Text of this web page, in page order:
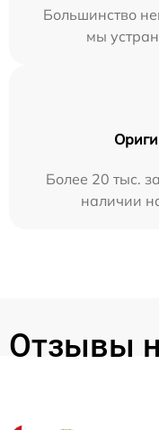
Большинство
мы
Более 20 тыс.
наличии
Отзывы